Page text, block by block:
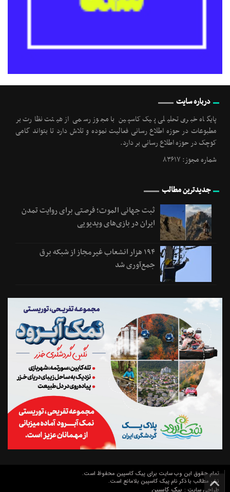
درباره سایت
پایگاه خبری تحلیلی پیک کاسپین با مجوز رسمی از هیئت نظارت بر
مطبوعات در حوزه اطلاع رسانی فعالیت نموده و تلاش دارد تا بتواند گامی
کوچک در حوزه اطلاع رسانی بر دارد.
شماره مجوز: ۸۳۶۱۷
جدیدترین مطالب
ثبت جهانی الموت؛ فرصتی برای روایت تمدن
ایران در بازی‌های ویدیویی
۱۹۴ هزار انشعاب غیرمجاز از شبکه برق
جمع‌آوری شد
تمام حقوق این وب سایت برای پیک کاسپین محفوظ است.
نشر مطالب با ذکر نام پیک کاسپین بلامانع است.
پیک کاسپین